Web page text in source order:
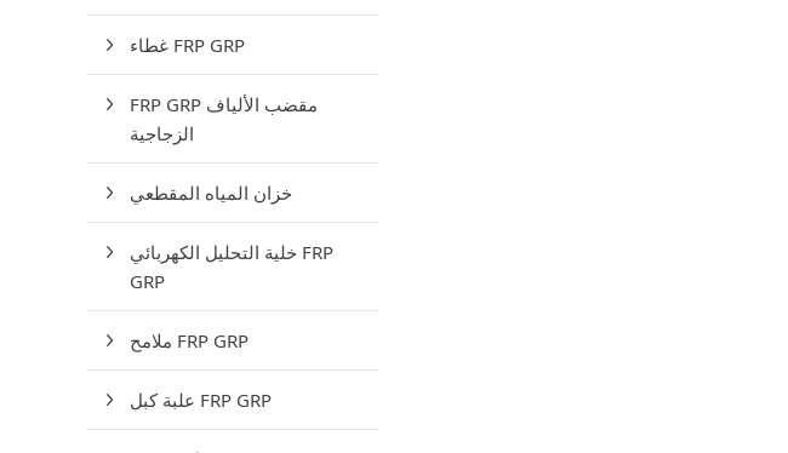
غطاء FRP GRP
FRP GRP مقضب الألياف
الزجاجية
خزان المياه المقطعي
خلية التحليل الكهربائي FRP
GRP
ملامح FRP GRP
علبة كبل FRP GRP